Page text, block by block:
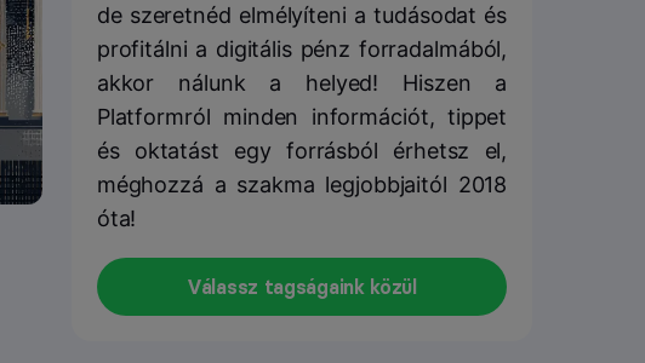
de szeretnéd elmélyíteni a tudásodat és
profitálni a digitális pénz forradalmából,
akkor nálunk a helyed! Hiszen a
Platformról minden információt, tippet
és oktatást egy forrásból érhetsz el,
méghozzá a szakma legjobbjaitól 2018
óta!
Válassz tagságaink közül